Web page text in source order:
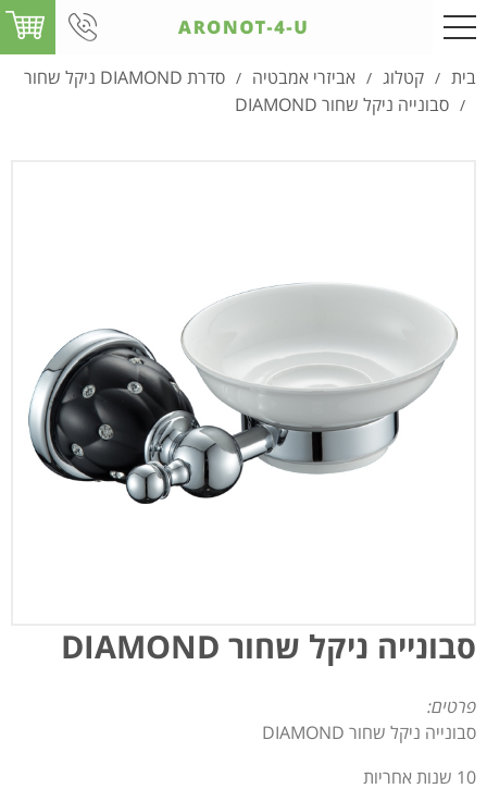
בית / קטלוג / אביזרי אמבטיה / סדרת DIAMOND ניקל שחור
/ סבונייה ניקל שחור DIAMOND
סבונייה ניקל שחור DIAMOND
פרטים:
סבונייה ניקל שחור DIAMOND
10 שנות אחריות